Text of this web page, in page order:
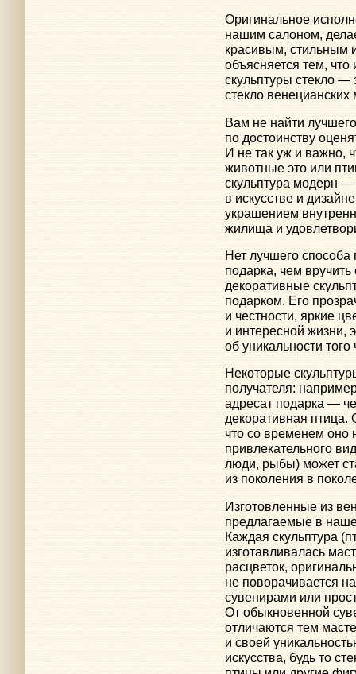
Оригинальное
нашим салоном,
красивым, стильным
объясняется тем,
скульптуры стекло
стекло венецианских
Вам не найти
по достоинству
И не так уж и важно,
животные это или
скульптура модерн
в искусстве и
украшением
жилища и
Нет лучшего способа
подарка, чем
декоративные
подарком. Его
и честности, яркие
и интересной жизни,
об уникальности
Некоторые
получателя:
адресат подарка —
декоративная птица.
что со временем оно
привлекательного
люди, рыбы) может
из поколения в
Изготовленные из
предлагаемые в
Каждая скульптура
изготавливалась
расцветок,
не поворачивается
сувенирами или
От обыкновенной
отличаются тем
и своей
искусства, будь то